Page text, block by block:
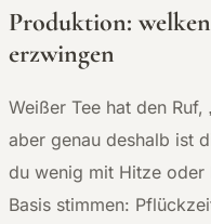
Produktion:
erzwingen
Weißer Tee hat den Ruf,
aber genau deshalb ist
du wenig mit Hitze oder
Basis stimmen: